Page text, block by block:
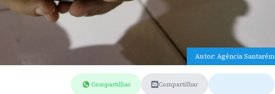
Autor: Agência Santarém
Compartilhar Compartilhar